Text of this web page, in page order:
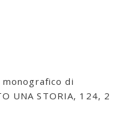
di
UNA STORIA, 124, 2